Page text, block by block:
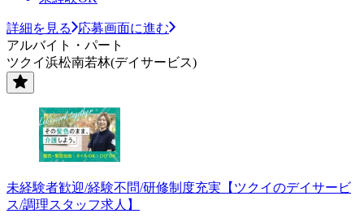
詳細を見る
応募画面に進む
アルバイト・パート
ツクイ浜松南若林(デイサービス)
未経験者歓迎/経験不問/研修制度充実【ツクイのデイサービ
ス/調理スタッフ求人】